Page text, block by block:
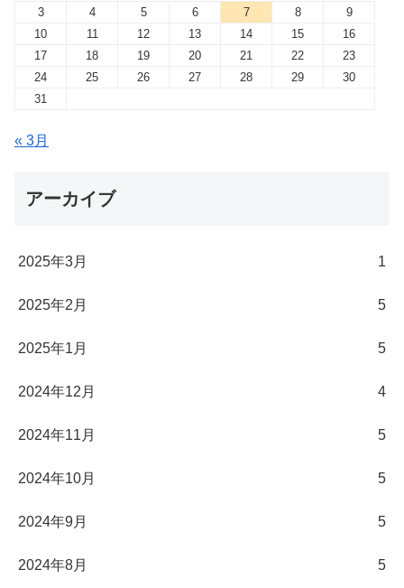
3
4 5 6 7 8
9
10
11 12 13 14 15
16
17
18 19 20 21 22
23
24
25 26 27 28 29
30
31
« 3月
アーカイブ
2025年3月 1
2025年2月 5
2025年1月 5
2024年12月 4
2024年11月 5
2024年10月 5
2024年9月 5
2024年8月 5